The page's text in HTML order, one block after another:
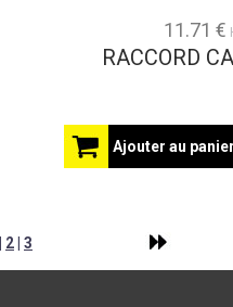
11.71 €
RACCORD
Ajouter au panier
2 3